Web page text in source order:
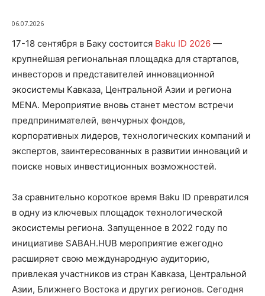
06.07.2026
17-18 сентября в Баку состоится Baku ID 2026 —
крупнейшая региональная площадка для стартапов,
инвесторов и представителей инновационной
экосистемы Кавказа, Центральной Азии и региона
MENA. Мероприятие вновь станет местом встречи
предпринимателей, венчурных фондов,
корпоративных лидеров, технологических компаний и
экспертов, заинтересованных в развитии инноваций и
поиске новых инвестиционных возможностей.
За сравнительно короткое время Baku ID превратился
в одну из ключевых площадок технологической
экосистемы региона. Запущенное в 2022 году по
инициативе SABAH.HUB мероприятие ежегодно
расширяет свою международную аудиторию,
привлекая участников из стран Кавказа, Центральной
Азии, Ближнего Востока и других регионов. Сегодня